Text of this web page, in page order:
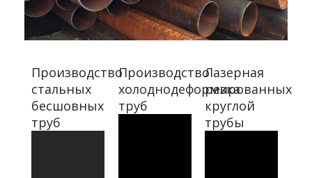
Производство
стальных
бесшовных
труб
Производство
холоднодеформированных
труб
Лазерная
резка
круглой
трубы